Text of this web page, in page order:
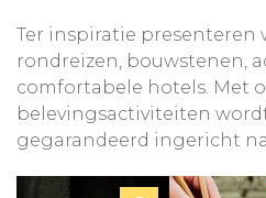
Ter inspiratie presenteren
rondreizen, bouwstenen,
comfortabele hotels. Met
belevingsactiviteiten
gegarandeerd ingericht